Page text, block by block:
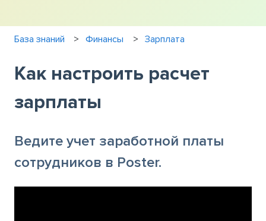
База знаний Финансы Зарплата
Как настроить расчет
зарплаты
Ведите учет заработной платы
сотрудников в Poster.